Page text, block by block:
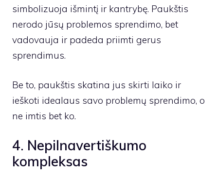
simbolizuoja išmintį ir kantrybę. Paukštis
nerodo jūsų problemos sprendimo, bet
vadovauja ir padeda priimti gerus
sprendimus.
Be to, paukštis skatina jus skirti laiko ir
ieškoti idealaus savo problemų sprendimo, o
ne imtis bet ko.
4. Nepilnavertiškumo
kompleksas